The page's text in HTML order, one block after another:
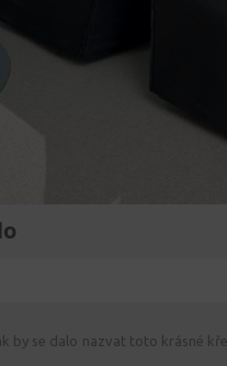
by se dalo nazvat toto krásné